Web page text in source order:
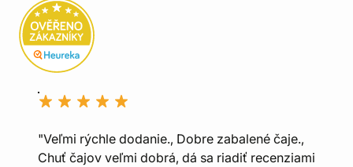
"Veľmi rýchle dodanie., Dobre zabalené čaje.,
Chuť čajov veľmi dobrá, dá sa riadiť recenziami